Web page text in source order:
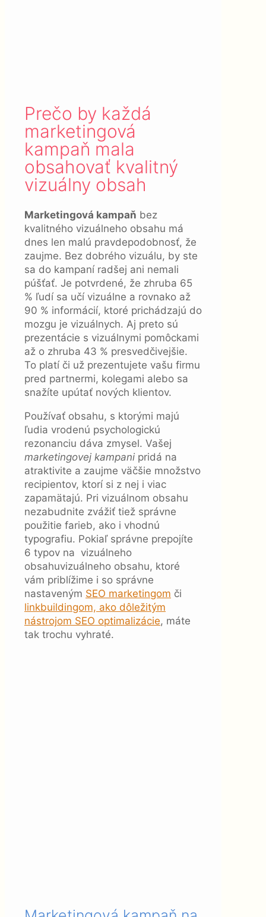
Prečo by každá
marketingová
kampaň mala
obsahovať kvalitný
vizuálny obsah
Marketingová kampaň bez
kvalitného vizuálneho obsahu má
dnes len malú pravdepodobnosť, že
zaujme. Bez dobrého vizuálu, by ste
sa do kampaní radšej ani nemali
púšťať. Je potvrdené, že zhruba 65
% ľudí sa učí vizuálne a rovnako až
90 % informácií, ktoré prichádzajú do
mozgu je vizuálnych. Aj preto sú
prezentácie s vizuálnymi pomôckami
až o zhruba 43 % presvedčivejšie.
To platí či už prezentujete vašu firmu
pred partnermi, kolegami alebo sa
snažíte upútať nových klientov.
Používať obsahu, s ktorými majú
ľudia vrodenú psychologickú
rezonanciu dáva zmysel. Vašej
marketingovej kampani pridá na
atraktivite a zaujme väčšie množstvo
recipientov, ktorí si z nej i viac
zapamätajú. Pri vizuálnom obsahu
nezabudnite zvážiť tiež správne
použitie farieb, ako i vhodnú
typografiu. Pokiaľ správne prepojíte
6 typov na vizuálneho
obsahuvizuálneho obsahu, ktoré
vám priblížime i so správne
nastaveným SEO marketingom či
linkbuildingom, ako dôležitým
nástrojom SEO optimalizácie, máte
tak trochu vyhraté.